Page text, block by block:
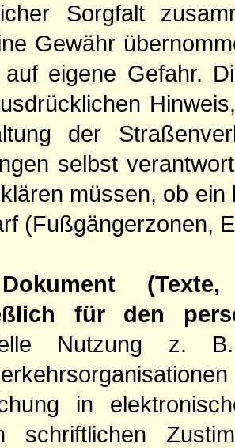
Sorgfalt
Gewähr
eigene Gefahr.
der
selbst
müssen, ob
(Fußgängerzonen,
für den
Nutzung z.
in
schriftlichen